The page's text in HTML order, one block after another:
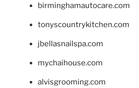
birminghamautocare.com
tonyscountrykitchen.com
jbellasnailspa.com
mychaihouse.com
alvisgrooming.com